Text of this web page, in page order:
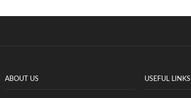
ABOUT US USEFUL LINKS